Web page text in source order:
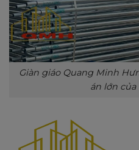
Giàn giáo Quang Minh
án lớn